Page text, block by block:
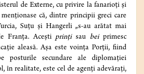
de Externe, cu privire la fanarioți şi
că, dintre principii greci care
Suțu și Hangerli „s-au arătat mai
Franța. Aceștiprințisau beiprimesc
aleasă. Așa este voința Porții, fiind
posturile secundare ale diplomației
în realitate, este cel de agenți adevărați,